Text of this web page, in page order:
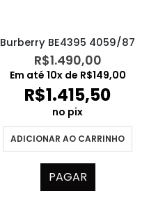
Burberry BE4395 4059/87
R$1.490,00
Em até 10x de R$149,00
R$1.415,50
no pix
ADICIONAR AO CARRINHO
PAGAR